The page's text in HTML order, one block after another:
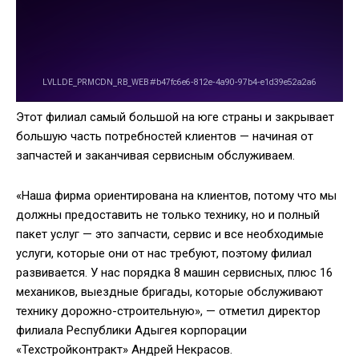
Этот филиал самый большой на юге страны и закрывает
большую часть потребностей клиентов — начиная от
запчастей и заканчивая сервисным обслуживаем.
«Наша фирма ориентирована на клиентов, потому что мы
должны предоставить не только технику, но и полный
пакет услуг — это запчасти, сервис и все необходимые
услуги, которые они от нас требуют, поэтому филиал
развивается. У нас порядка 8 машин сервисных, плюс 16
механиков, выездные бригады, которые обслуживают
технику дорожно-строительную», — отметил директор
филиала Республики Адыгея корпорации
«Техстройконтракт» Андрей Некрасов.